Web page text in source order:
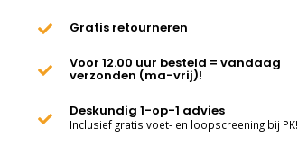
Gratis retourneren
Voor 12.00 uur besteld = vandaag
verzonden (ma-vrij)!
Deskundig 1-op-1 advies
Inclusief gratis voet- en loopscreening bij PK!